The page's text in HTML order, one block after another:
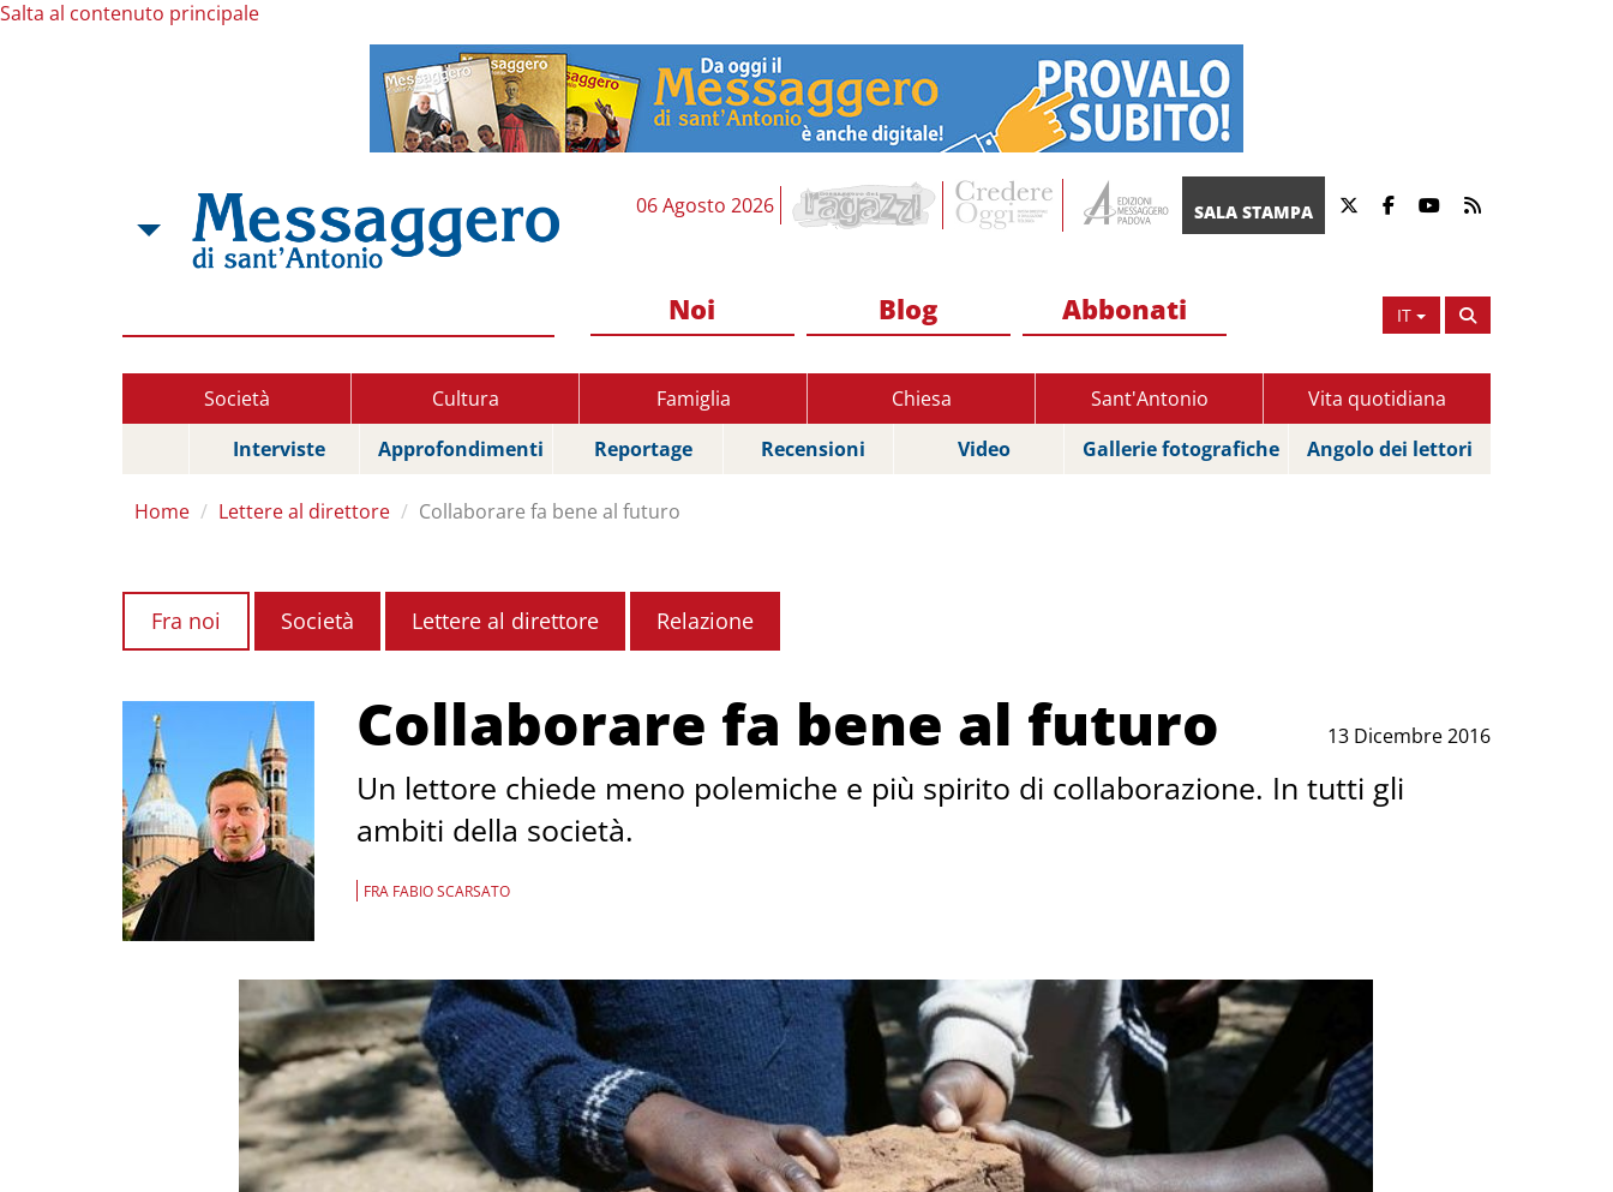
Salta al contenuto principale
06 Agosto 2026 SALA STAMPA
IT
Noi Blog Abbonati
Società Cultura Famiglia Chiesa Sant'Antonio
Vita quotidiana
Interviste
Approfondimenti Reportage Recensioni Video Gallerie fotografiche Angolo dei lettori
Home Lettere al direttore Collaborare fa bene al futuro
Fra noi Società Lettere al direttore Relazione
13 Dicembre 2016
Collaborare fa bene al futuro
Un lettore chiede meno polemiche e più spirito di collaborazione. In tutti gli
ambiti della società.
FRA FABIO SCARSATO